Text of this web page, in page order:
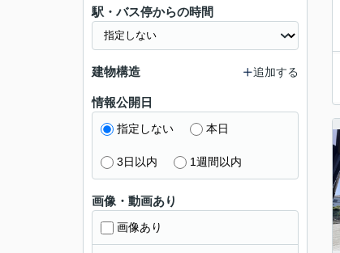
駅・バス停からの時間
建物構造 追加する
情報公開日
指定しない 本日
3日以内 1週間以内
画像・動画あり
画像あり